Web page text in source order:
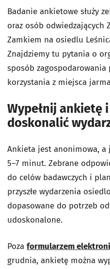
Badanie ankietowe służy
oraz osób odwiedzających
Zamkiem na osiedlu
Znajdziemy tu pytania o
sposób
korzystania z miejsca
Wypełnij ankietę
doskonalić
Ankieta jest anonimowa, a
5–7 minut. Zebrane
do celów badawczych i
przyszłe wydarzenia
dopasowane do potrzeb
udoskonalone.
Poza formularzem
grudnia, ankietę można